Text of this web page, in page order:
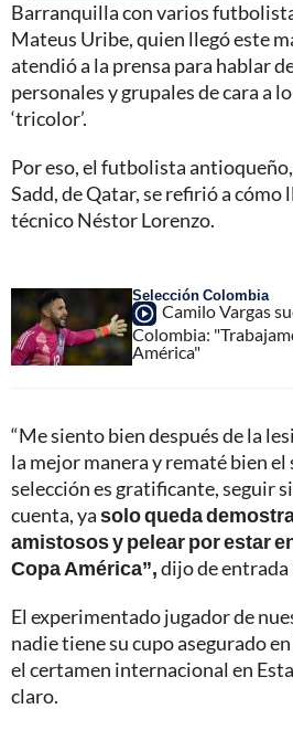
Barranquilla con varios
Mateus Uribe, quien llegó este
atendió a la prensa para hablar
personales y grupales de cara a
‘tricolor’.
Por eso, el futbolista
Sadd, de Qatar, se refirió a cómo
técnico Néstor Lorenzo.
Selección Colombia
Camilo Vargas
Colombia:
América"
“Me siento bien después de la
la mejor manera y rematé bien el
selección es gratificante, seguir
cuenta, yasolo queda
amistosos y pelear por estar
Copa América”,dijo de
El experimentado jugador de
nadie tiene su cupo asegurado
el certamen internacional en
claro.